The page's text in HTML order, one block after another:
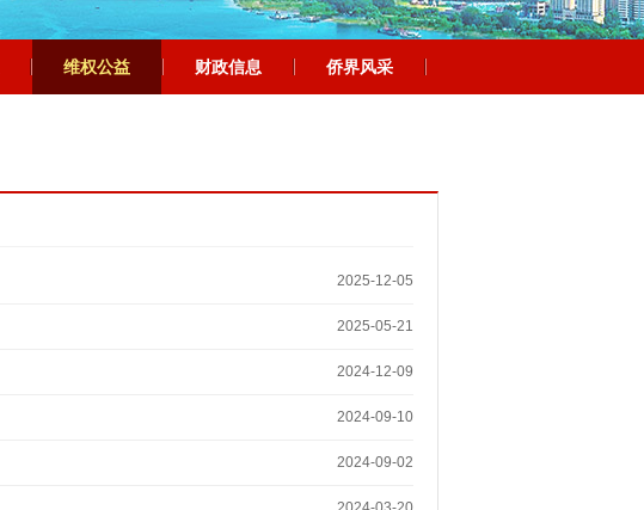
| 维权公益 | 财政信息 | 侨界风采 |
2025-12-05
2025-05-21
2024-12-09
2024-09-10
2024-09-02